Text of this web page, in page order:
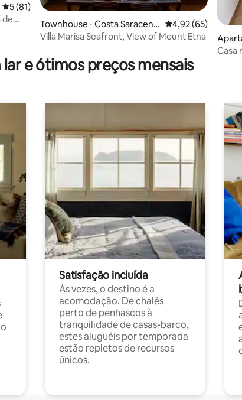
5 de uma avaliação média de 5, 81 avaliações
5 (81)
de
Townhouse ⋅ Costa Saracena
-Castelluccio
4,92 de uma
4,92 (65)
Villa Marisa Seafront, View of Mount Etna
Casa
e ótimos preços mensais
Satisfação incluída
Às vezes, o destino é a
acomodação. De chalés
perto de penhascos à
tranquilidade de casas-barco,
estes aluguéis por temporada
estão repletos de recursos
únicos.